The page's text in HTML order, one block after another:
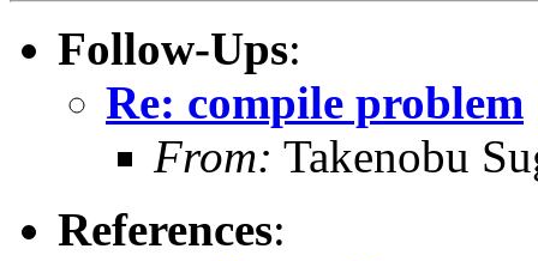
Follow-Ups:
Re: compile problem
From: Takenobu
References: